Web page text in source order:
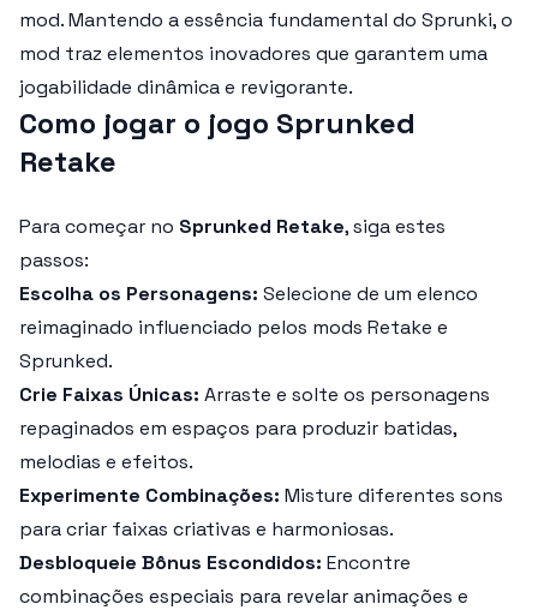
mod. Mantendo a essência fundamental do Sprunki, o
mod traz elementos inovadores que garantem uma
jogabilidade dinâmica e revigorante.
Como jogar o jogo Sprunked
Retake
Para começar no Sprunked Retake, siga estes
passos:
Escolha os Personagens: Selecione de um elenco
reimaginado influenciado pelos mods Retake e
Sprunked.
Crie Faixas Únicas: Arraste e solte os personagens
repaginados em espaços para produzir batidas,
melodias e efeitos.
Experimente Combinações: Misture diferentes sons
para criar faixas criativas e harmoniosas.
Desbloqueie Bônus Escondidos: Encontre
combinações especiais para revelar animações e